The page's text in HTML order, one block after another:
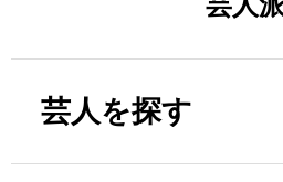
芸人を探す